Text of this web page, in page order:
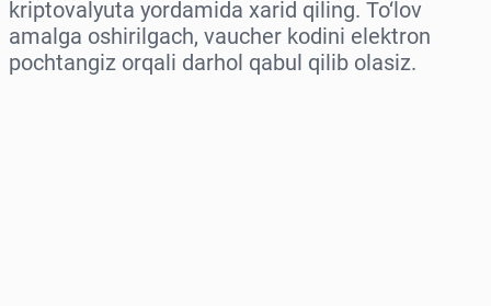
kriptovalyuta yordamida xarid qiling. To‘lov
amalga oshirilgach, vaucher kodini elektron
pochtangiz orqali darhol qabul qilib olasiz.